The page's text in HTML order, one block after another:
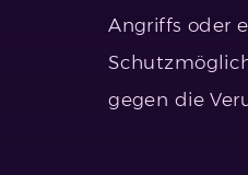
Angriffs oder
gegen die